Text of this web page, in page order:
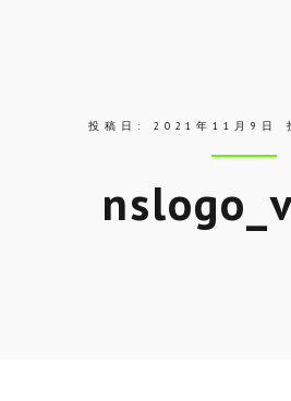
投稿日: 2021年11月9日